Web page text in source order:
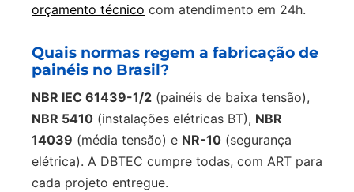
orçamento técnico com atendimento em 24h.
Quais normas regem a fabricação de
painéis no Brasil?
NBR IEC 61439-1/2 (painéis de baixa tensão),
NBR 5410 (instalações elétricas BT), NBR
14039 (média tensão) e NR-10 (segurança
elétrica). A DBTEC cumpre todas, com ART para
cada projeto entregue.